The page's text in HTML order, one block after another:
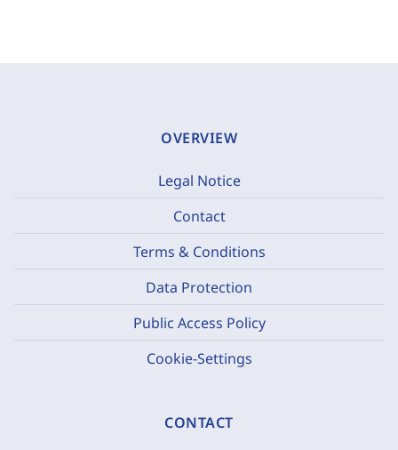
OVERVIEW
Legal Notice
Contact
Terms & Conditions
Data Protection
Public Access Policy
Cookie-Settings
CONTACT